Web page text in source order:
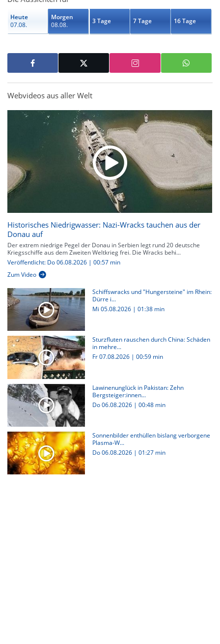
Heute
07.08.
Morgen
08.08.
3 Tage 7 Tage 16 Tage
Webvideos aus aller Welt
Historisches Niedrigwasser: Nazi-Wracks tauchen aus der
Donau auf
Der extrem niedrige Pegel der Donau in Serbien legt rund 20 deutsche
Kriegsschiffe aus dem Zweiten Weltkrieg frei. Die Wracks behi...
Veröffentlicht: Do 06.08.2026 | 00:57 min
Zum Video
Schiffswracks und "Hungersteine" im Rhein:
Dürre i...
Mi 05.08.2026 | 01:38 min
Sturzfluten rauschen durch China: Schäden
in mehre...
Fr 07.08.2026 | 00:59 min
Lawinenunglück in Pakistan: Zehn
Bergsteiger:innen...
Do 06.08.2026 | 00:48 min
Sonnenbilder enthüllen bislang verborgene
Plasma-W...
Do 06.08.2026 | 01:27 min